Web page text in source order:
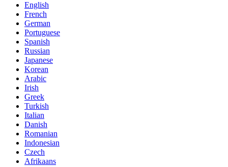
English
French
German
Portuguese
Spanish
Russian
Japanese
Korean
Arabic
Irish
Greek
Turkish
Italian
Danish
Romanian
Indonesian
Czech
Afrikaans